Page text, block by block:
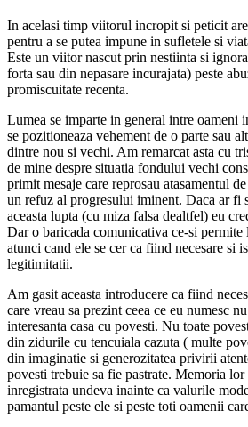
In acelasi timp viitorul incropit si peticit
pentru a se putea impune in sufletele si
Este un viitor nascut prin nestiinta si
forta sau din nepasare incurajata) peste
promiscuitate recenta.
Lumea se imparte in general intre oameni
se pozitioneaza vehement de o parte sau
dintre nou si vechi. Am remarcat asta cu
de mine despre situatia fondului vechi
primit mesaje care reprosau atasamentul
un refuz al progresului iminent. Daca ar fi
aceasta lupta (cu miza falsa dealtfel) eu
Dar o baricada comunicativa ce-si permite
atunci cand ele se cer ca fiind necesare si
legitimitatii.
Am gasit aceasta introducere ca fiind
care vreau sa prezint ceea ce eu numesc
interesanta casa cu povesti. Nu toate
din zidurile cu tencuiala cazuta ( multe
din imaginatie si generozitatea privirii
povesti trebuie sa fie pastrate. Memoria
inregistrata undeva inainte ca valurile
pamantul peste ele si peste toti oamenii